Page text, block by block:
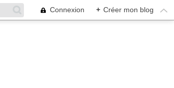
Connexion + Créer mon blog